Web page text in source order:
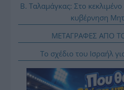
Β. Ταλαμάγκας: Στο
κυβέρνηση
ΜΕΤΑΓΡΑΦΕΣ ΑΠΟ
Το σχέδιο του Ισραήλ